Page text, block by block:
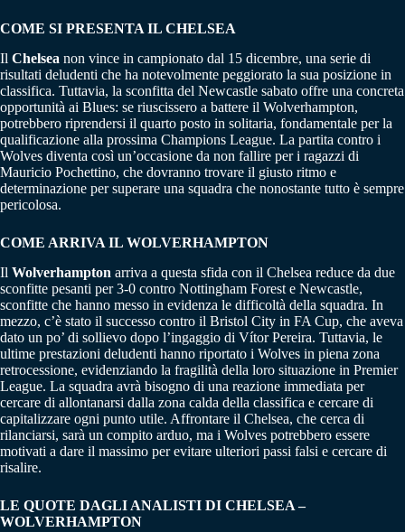
COME SI PRESENTA IL CHELSEA
Il Chelsea non vince in campionato dal 15 dicembre, una serie di
risultati deludenti che ha notevolmente peggiorato la sua posizione in
classifica. Tuttavia, la sconfitta del Newcastle sabato offre una concreta
opportunità ai Blues: se riuscissero a battere il Wolverhampton,
potrebbero riprendersi il quarto posto in solitaria, fondamentale per la
qualificazione alla prossima Champions League. La partita contro i
Wolves diventa così un’occasione da non fallire per i ragazzi di
Mauricio Pochettino, che dovranno trovare il giusto ritmo e
determinazione per superare una squadra che nonostante tutto è sempre
pericolosa.
COME ARRIVA IL WOLVERHAMPTON
Il Wolverhampton arriva a questa sfida con il Chelsea reduce da due
sconfitte pesanti per 3-0 contro Nottingham Forest e Newcastle,
sconfitte che hanno messo in evidenza le difficoltà della squadra. In
mezzo, c’è stato il successo contro il Bristol City in FA Cup, che aveva
dato un po’ di sollievo dopo l’ingaggio di Vítor Pereira. Tuttavia, le
ultime prestazioni deludenti hanno riportato i Wolves in piena zona
retrocessione, evidenziando la fragilità della loro situazione in Premier
League. La squadra avrà bisogno di una reazione immediata per
cercare di allontanarsi dalla zona calda della classifica e cercare di
capitalizzare ogni punto utile. Affrontare il Chelsea, che cerca di
rilanciarsi, sarà un compito arduo, ma i Wolves potrebbero essere
motivati a dare il massimo per evitare ulteriori passi falsi e cercare di
risalire.
LE QUOTE DAGLI ANALISTI DI CHELSEA –
WOLVERHAMPTON